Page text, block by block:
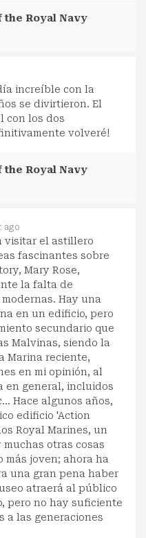
the Royal Navy
increíble con la
se divirtieron. El
con los dos
volveré!
the Royal Navy
ago
visitar el astillero
fascinantes sobre
Mary Rose,
la falta de
Hay una
en un edificio, pero
secundario que
Malvinas, siendo la
Marina reciente,
en mi opinión, al
en general, incluidos
Hace algunos años,
edificio 'Action
Royal Marines, un
otras cosas
joven; ahora ha
una gran pena haber
atraerá al público
pero no hay suficiente
a las generaciones